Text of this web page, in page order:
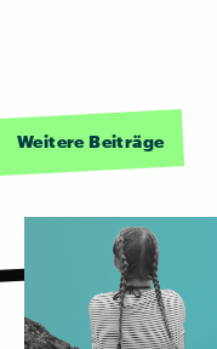
Weitere Beiträge